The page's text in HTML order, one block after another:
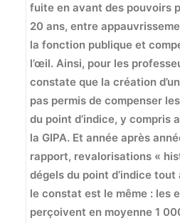
fuite en avant des pouvoirs
20 ans, entre
la fonction publique et
l’œil. Ainsi, pour les
constate que la création
pas permis de compenser
du point d’indice, y compris
la GIPA. Et année après
rapport, revalorisations «
dégels du point d’indice
le constat est le même : les
perçoivent en moyenne 1